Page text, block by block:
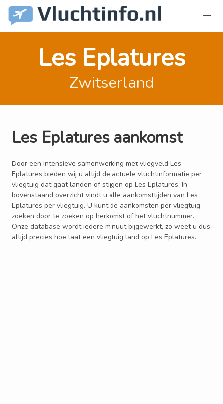
Les Eplatures
Zwitserland
Les Eplatures aankomst
Door een intensieve samenwerking met vliegveld Les
Eplatures bieden wij u altijd de actuele vluchtinformatie per
vliegtuig dat gaat landen of stijgen op Les Eplatures. In
bovenstaand overzicht vindt u alle aankomsttijden van Les
Eplatures per vliegtuig. U kunt de aankomsten per vliegtuig
zoeken door te zoeken op herkomst of het vluchtnummer.
Onze database wordt iedere minuut bijgewerkt, zo weet u dus
altijd precies hoe laat een vliegtuig land op Les Eplatures.